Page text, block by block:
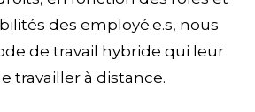
des employé.e.s, nous
de travail hybride qui leur
travailler à distance.